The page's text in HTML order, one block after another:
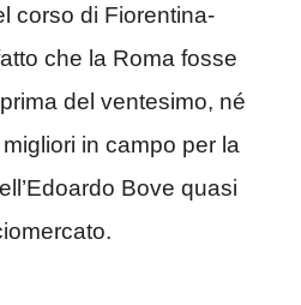
corso di Fiorentina-
che la Roma fosse
del ventesimo, né
in campo per la
Bove quasi